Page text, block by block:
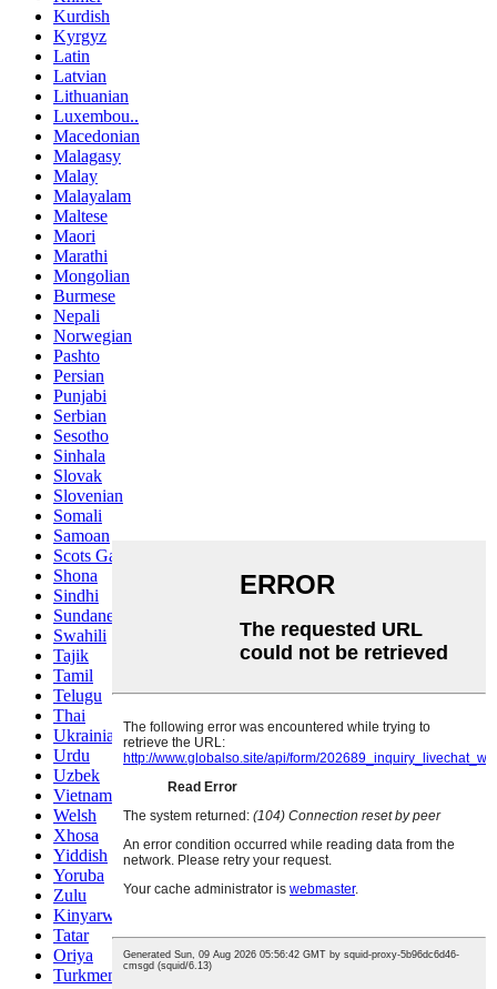
Kurdish
Kyrgyz
Latin
Latvian
Lithuanian
Luxembou..
Macedonian
Malagasy
Malay
Malayalam
Maltese
Maori
Marathi
Mongolian
Burmese
Nepali
Norwegian
Pashto
Persian
Punjabi
Serbian
Sesotho
Sinhala
Slovak
Slovenian
Somali
Samoan
Scots Gaelic
Shona
Sindhi
Sundanese
Swahili
Tajik
Tamil
Telugu
Thai
Ukrainian
Urdu
Uzbek
Vietnamese
Welsh
Xhosa
Yiddish
Yoruba
Zulu
Kinyarwanda
Tatar
Oriya
Turkmen